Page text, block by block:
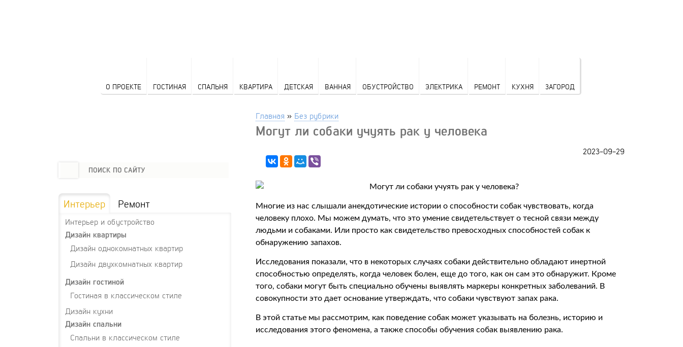
О ПРОЕКТЕ ГОСТИНАЯ СПАЛЬНЯ КВАРТИРА ДЕТСКАЯ ВАННАЯ ОБУСТРОЙСТВО ЭЛЕКТРИКА РЕМОНТ КУХНЯ ЗАГОРОД
Главная » Без рубрики
Могут ли собаки учуять рак у человека
2023-09-29
Многие из нас слышали анекдотические истории о способности собак чувствовать, когда
человеку плохо. Мы можем думать, что это умение свидетельствует о тесной связи между
людьми и собаками. Или просто как свидетельство превосходных способностей собак к
обнаружению запахов.
Исследования показали, что в некоторых случаях собаки действительно обладают инертной
способностью определять, когда человек болен, еще до того, как он сам это обнаружит. Кроме
того, собаки могут быть специально обучены выявлять маркеры конкретных заболеваний. В
совокупности это дает основание утверждать, что собаки чувствуют запах рака.
В этой статье мы рассмотрим, как поведение собак может указывать на болезнь, историю и
исследования этого феномена, а также способы обучения собак выявлению рака.
Интерьер Ремонт
Интерьер и обустройство
Дизайн квартиры
Дизайн однокомнатных квартир
Дизайн двухкомнатных квартир
Дизайн гостиной
Гостиная в классическом стиле
Дизайн кухни
Дизайн спальни
Спальни в классическом стиле